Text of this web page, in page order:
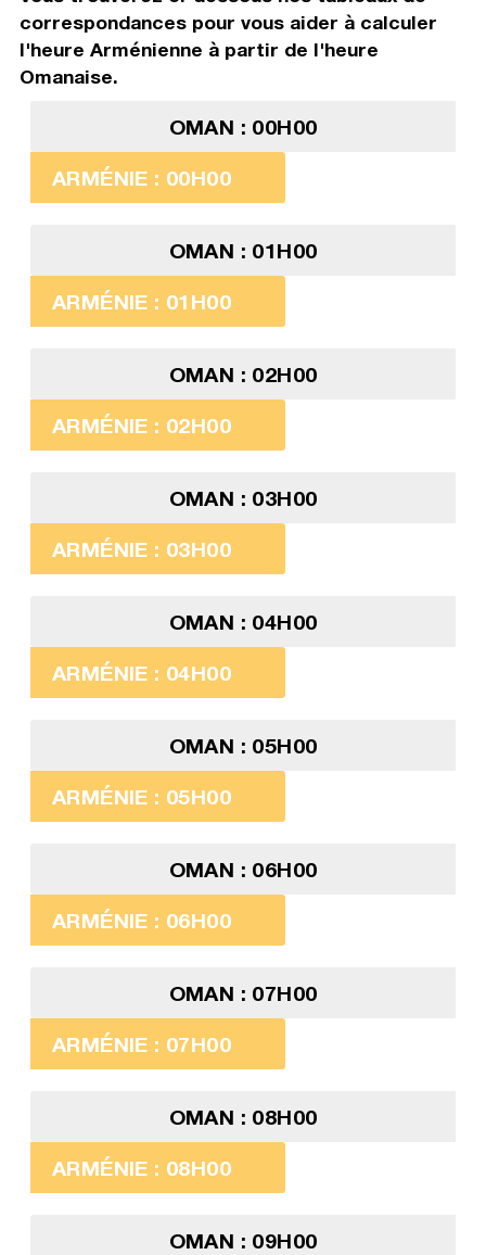
correspondances pour vous aider à calculer
l'heure Arménienne à partir de l'heure
Omanaise.
OMAN : 00H00
ARMÉNIE : 00H00
OMAN : 01H00
ARMÉNIE : 01H00
OMAN : 02H00
ARMÉNIE : 02H00
OMAN : 03H00
ARMÉNIE : 03H00
OMAN : 04H00
ARMÉNIE : 04H00
OMAN : 05H00
ARMÉNIE : 05H00
OMAN : 06H00
ARMÉNIE : 06H00
OMAN : 07H00
ARMÉNIE : 07H00
OMAN : 08H00
ARMÉNIE : 08H00
OMAN : 09H00